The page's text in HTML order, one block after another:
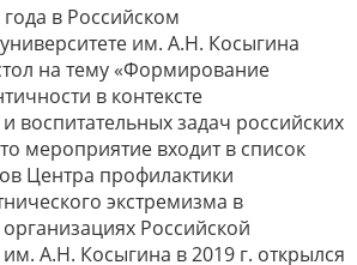
в Российском
им. А.Н. Косыгина
на тему «Формирование
в контексте
воспитательных задач российских
мероприятие входит в список
Центра профилактики
экстремизма в
Российской
А.Н. Косыгина в 2019 г. открылся